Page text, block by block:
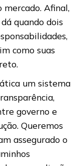
Afinal,
quando dois
como suas
um sistema
governo e
Queremos
assegurado o